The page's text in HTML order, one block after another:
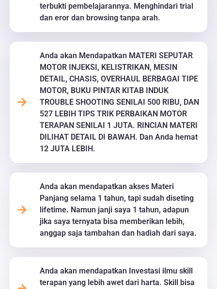
terbukti pembelajarannya. Menghindari trial
dan eror dan browsing tanpa arah.
Anda akan Mendapatkan MATERI SEPUTAR
MOTOR INJEKSI, KELISTRIKAN, MESIN
DETAIL, CHASIS, OVERHAUL BERBAGAI TIPE
MOTOR, BUKU PINTAR KITAB INDUK
TROUBLE SHOOTING SENILAI 500 RIBU, DAN
527 LEBIH TIPS TRIK PERBAIKAN MOTOR
TERAPAN SENILAI 1 JUTA. RINCIAN MATERI
DILIHAT DETAIL DI BAWAH. Dan Anda hemat
12 JUTA LEBIH.
Anda akan mendapatkan akses Materi
Panjang selama 1 tahun, tapi sudah diseting
lifetime. Namun janji saya 1 tahun, adapun
jika saya ternyata bisa memberikan lebih,
anggap saja tambahan dan hadiah dari saya.
Anda akan mendapatkan Investasi ilmu skill
terapan yang lebih awet dari harta. Skill bisa